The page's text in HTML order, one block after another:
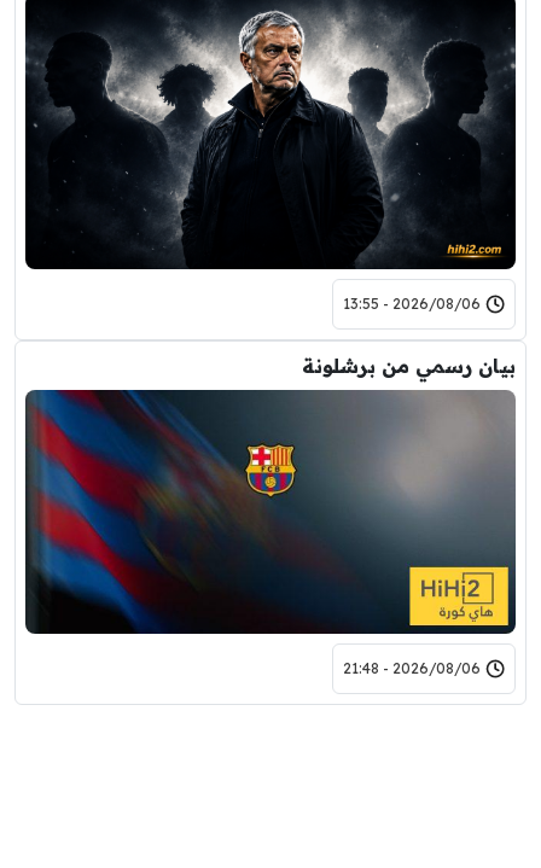
2026/08/06 - 13:55
بيان رسمي من برشلونة
2026/08/06 - 21:48